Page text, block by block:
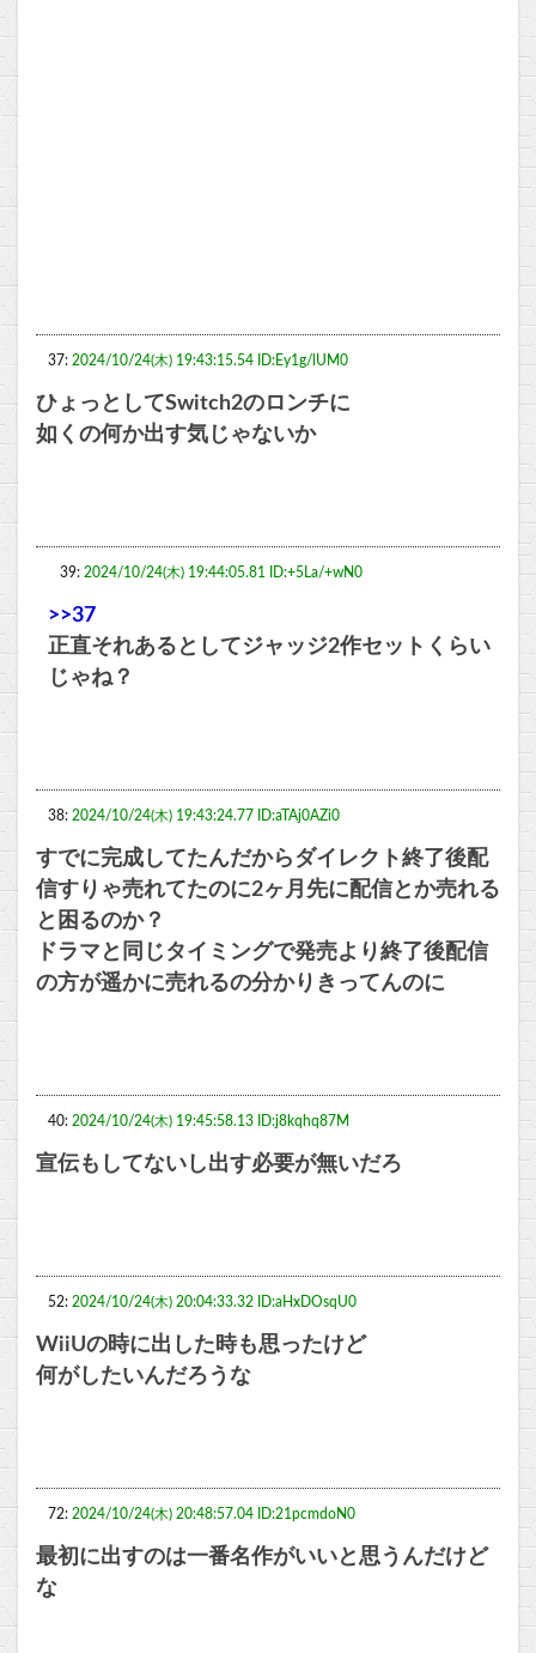
37: 2024/10/24(木) 19:43:15.54 ID:Ey1g/lUM0
ひょっとしてSwitch2のロンチに
如くの何か出す気じゃないか
39: 2024/10/24(木) 19:44:05.81 ID:+5La/+wN0
>>37
正直それあるとしてジャッジ2作セットくらい
じゃね？
38: 2024/10/24(木) 19:43:24.77 ID:aTAj0AZi0
すでに完成してたんだからダイレクト終了後配
信すりゃ売れてたのに2ヶ月先に配信とか売れる
と困るのか？
ドラマと同じタイミングで発売より終了後配信
の方が遥かに売れるの分かりきってんのに
40: 2024/10/24(木) 19:45:58.13 ID:j8kqhq87M
宣伝もしてないし出す必要が無いだろ
52: 2024/10/24(木) 20:04:33.32 ID:aHxDOsqU0
WiiUの時に出した時も思ったけど
何がしたいんだろうな
72: 2024/10/24(木) 20:48:57.04 ID:21pcmdoN0
最初に出すのは一番名作がいいと思うんだけど
な